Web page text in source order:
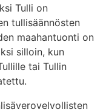
Tulli on
tullisäännösten
maahantuonti on
silloin, kun
tai Tullin